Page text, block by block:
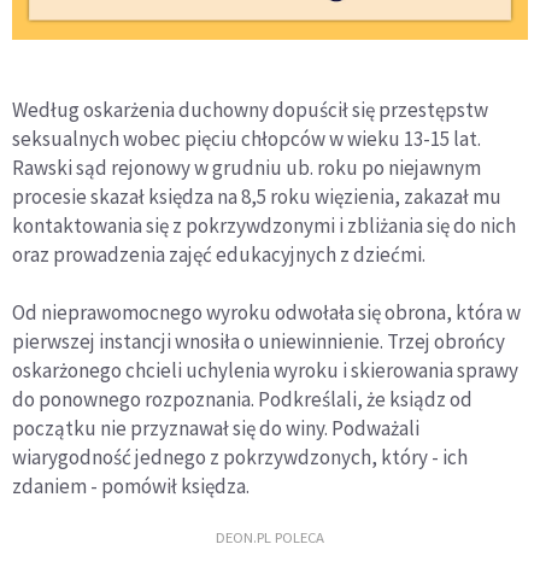
Według oskarżenia duchowny dopuścił się przestępstw
seksualnych wobec pięciu chłopców w wieku 13-15 lat.
Rawski sąd rejonowy w grudniu ub. roku po niejawnym
procesie skazał księdza na 8,5 roku więzienia, zakazał mu
kontaktowania się z pokrzywdzonymi i zbliżania się do nich
oraz prowadzenia zajęć edukacyjnych z dziećmi.
Od nieprawomocnego wyroku odwołała się obrona, która w
pierwszej instancji wnosiła o uniewinnienie. Trzej obrońcy
oskarżonego chcieli uchylenia wyroku i skierowania sprawy
do ponownego rozpoznania. Podkreślali, że ksiądz od
początku nie przyznawał się do winy. Podważali
wiarygodność jednego z pokrzywdzonych, który - ich
zdaniem - pomówił księdza.
DEON.PL POLECA